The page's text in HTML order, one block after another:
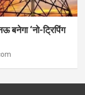
‘नो-ट्रिपिंग